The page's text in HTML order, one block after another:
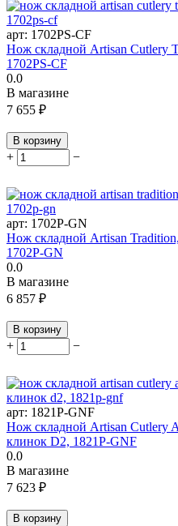
арт: 1702PS-CF
Нож складной Artisan Cutlery
1702PS-CF
0.0
В магазине
7 655 ₽
В корзину
+ −
арт: 1702P-GN
Нож складной Artisan
1702P-GN
0.0
В магазине
6 857 ₽
В корзину
+ −
арт: 1821P-GNF
Нож складной Artisan Cutlery
клинок D2, 1821P-GNF
0.0
В магазине
7 623 ₽
В корзину